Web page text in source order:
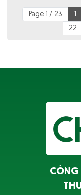
Page 1 / 23 1
22
CÔNG